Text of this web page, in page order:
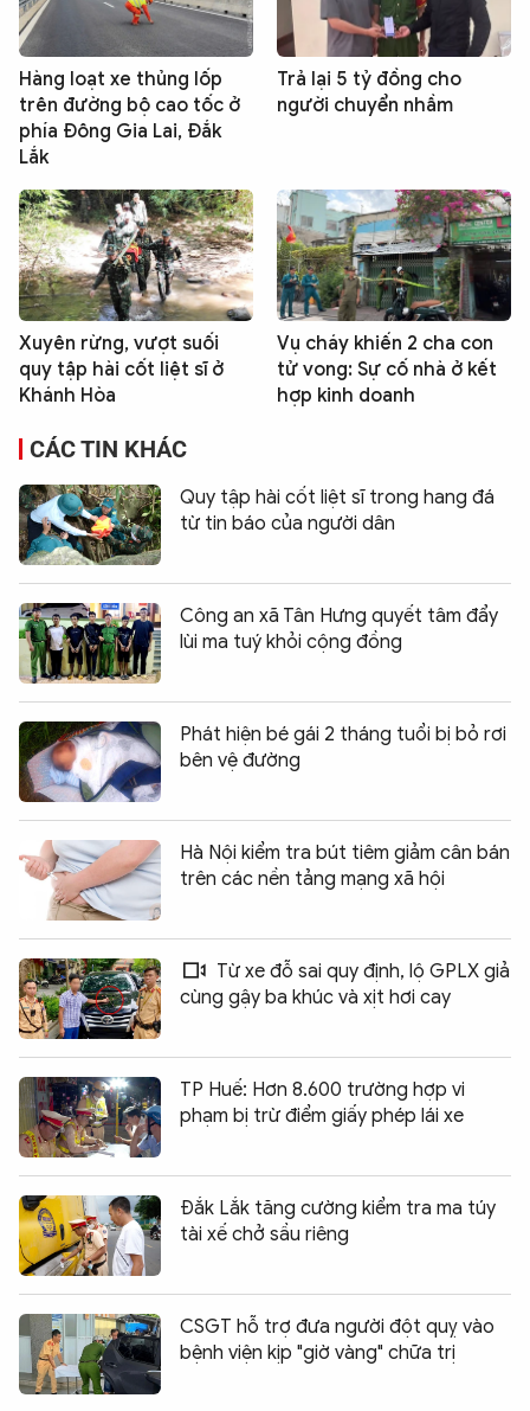
Hàng loạt xe thủng lốp
trên đường bộ cao tốc ở
phía Đông Gia Lai, Đắk
Lắk
Trả lại 5 tỷ đồng cho
người chuyển nhầm
Xuyên rừng, vượt suối
quy tập hài cốt liệt sĩ ở
Khánh Hòa
Vụ cháy khiến 2 cha con
tử vong: Sự cố nhà ở kết
hợp kinh doanh
CÁC TIN KHÁC
Quy tập hài cốt liệt sĩ trong hang đá
từ tin báo của người dân
Công an xã Tân Hưng quyết tâm đẩy
lùi ma tuý khỏi cộng đồng
Phát hiện bé gái 2 tháng tuổi bị bỏ rơi
bên vệ đường
Hà Nội kiểm tra bút tiêm giảm cân bán
trên các nền tảng mạng xã hội
Từ xe đỗ sai quy định, lộ GPLX giả
cùng gậy ba khúc và xịt hơi cay
TP Huế: Hơn 8.600 trường hợp vi
phạm bị trừ điểm giấy phép lái xe
Đắk Lắk tăng cường kiểm tra ma túy
tài xế chở sầu riêng
CSGT hỗ trợ đưa người đột quỵ vào
bệnh viện kịp "giờ vàng" chữa trị